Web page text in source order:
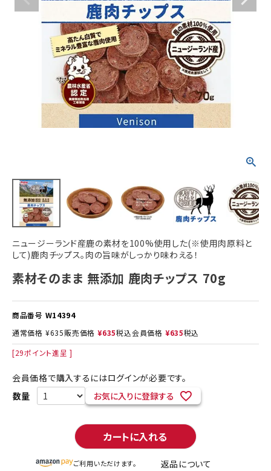
ACCOUNT MENU
ようこそ ゲスト 様
person 新規会員登録
ニュージーランド産鹿の素材を100%使用した(※使用肉原料と
して)鹿肉チップス。肉の旨味がしっかり味わえる！
素材そのまま 無添加 鹿肉チップス 70g
商品番号 W14394
通常価格 ¥635販売価格 ¥635税込会員価格 ¥635税込
[29ポイント進呈 ]
会員価格で購入するにはログインが必要です。
お気に入りに登録する
カートに入れる
ご利用いただけます。 返品について